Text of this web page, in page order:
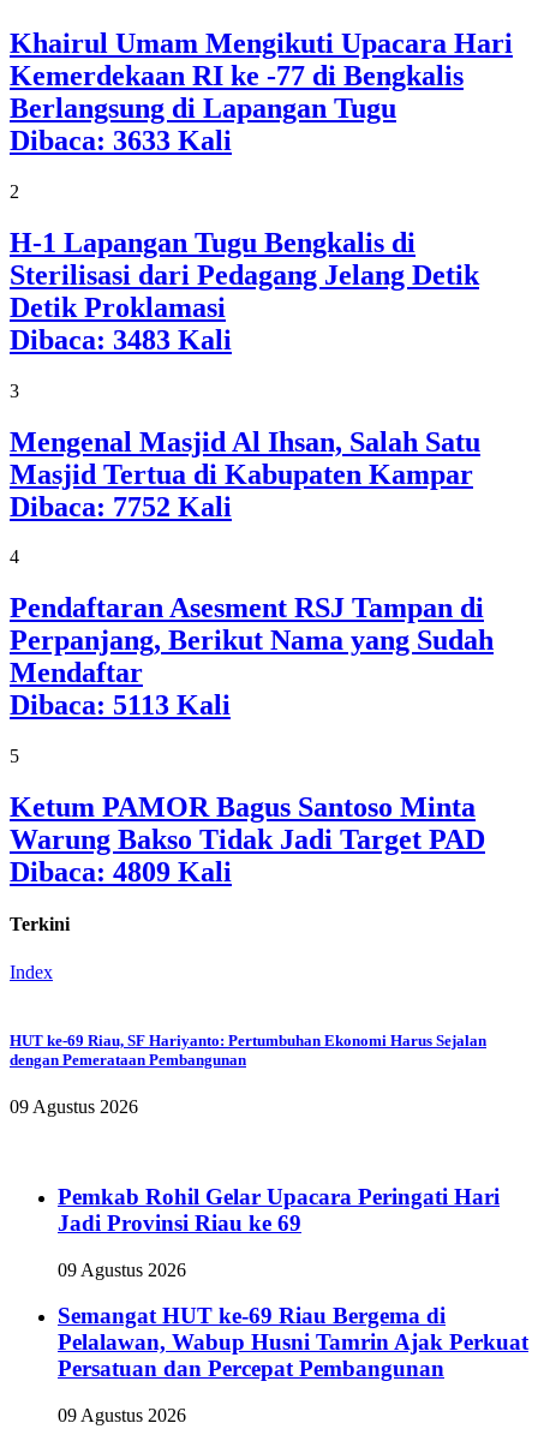
Khairul Umam Mengikuti Upacara Hari
Kemerdekaan RI ke -77 di Bengkalis
Berlangsung di Lapangan Tugu
Dibaca: 3633 Kali
2
H-1 Lapangan Tugu Bengkalis di
Sterilisasi dari Pedagang Jelang Detik
Detik Proklamasi
Dibaca: 3483 Kali
3
Mengenal Masjid Al Ihsan, Salah Satu
Masjid Tertua di Kabupaten Kampar
Dibaca: 7752 Kali
4
Pendaftaran Asesment RSJ Tampan di
Perpanjang, Berikut Nama yang Sudah
Mendaftar
Dibaca: 5113 Kali
5
Ketum PAMOR Bagus Santoso Minta
Warung Bakso Tidak Jadi Target PAD
Dibaca: 4809 Kali
Terkini
Index
HUT ke-69 Riau, SF Hariyanto: Pertumbuhan Ekonomi Harus Sejalan
dengan Pemerataan Pembangunan
09 Agustus 2026
Pemkab Rohil Gelar Upacara Peringati Hari
Jadi Provinsi Riau ke 69
09 Agustus 2026
Semangat HUT ke-69 Riau Bergema di
Pelalawan, Wabup Husni Tamrin Ajak Perkuat
Persatuan dan Percepat Pembangunan
09 Agustus 2026